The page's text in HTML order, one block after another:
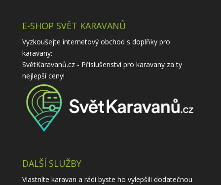
E-SHOP SVĚT KARAVANŮ
Vyzkoušejte internetový obchod s doplňky pro
karavany:
SvětKaravanů.cz - Příslušenství pro karavanyza ty
nejlepší ceny!
DALŠÍ SLUŽBY
Vlastníte karavan a rádi byste ho vylepšili dodatečnou